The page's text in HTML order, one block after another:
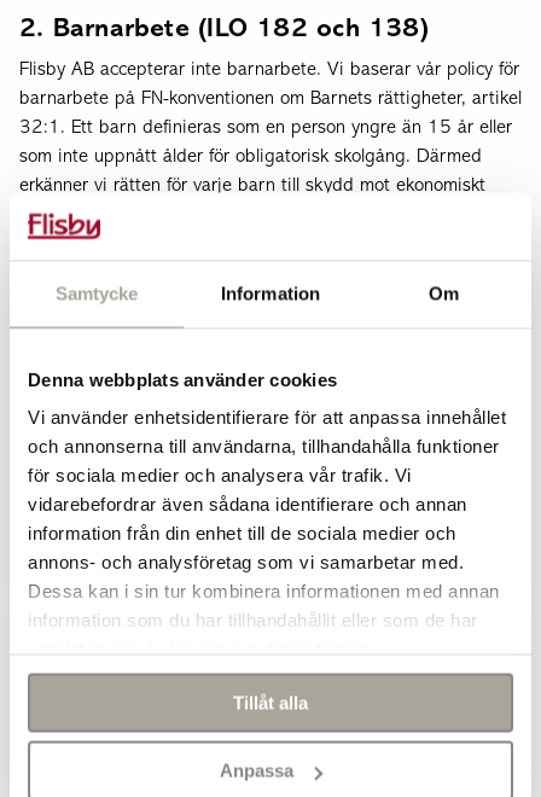
Samtycke Information Om
Denna webbplats använder cookies
Vi använder enhetsidentifierare för att anpassa innehållet
och annonserna till användarna, tillhandahålla funktioner
för sociala medier och analysera vår trafik. Vi
vidarebefordrar även sådana identifierare och annan
information från din enhet till de sociala medier och
annons- och analysföretag som vi samarbetar med.
Dessa kan i sin tur kombinera informationen med annan
information som du har tillhandahållit eller som de har
Tillåt alla
Anpassa
2. Barnarbete (ILO 182 och 138)
Flisby AB accepterar inte barnarbete. Vi baserar vår policy för
barnarbete på FN-konventionen om Barnets rättigheter, artikel
32:1. Ett barn definieras som en person yngre än 15 år eller
som inte uppnått ålder för obligatorisk skolgång. Därmed
erkänner vi rätten för varje barn till skydd mot ekonomiskt
utnyttjande och mot att utföra arbete som kan vara farligt eller
att störa barnets utbildning eller vara skadligt för barnets
utveckling.
3. Tvångsarbete (ILO 29 och 105)
Leverantören får inte använda någon form av tvångsarbete
eller straffarbete. Produktionen hos våra leverantörer får inte
ske av personal som under slavliknande förhållanden eller på
4. Löner och arbetstid (ILO 100)
Leverantörer skall regelbundet betala ut lön och tillämpa
arbetstider i enlighet med nationella lagar, gällande avtal och
allmänt accepterad standard för branschen. Alla anställda har